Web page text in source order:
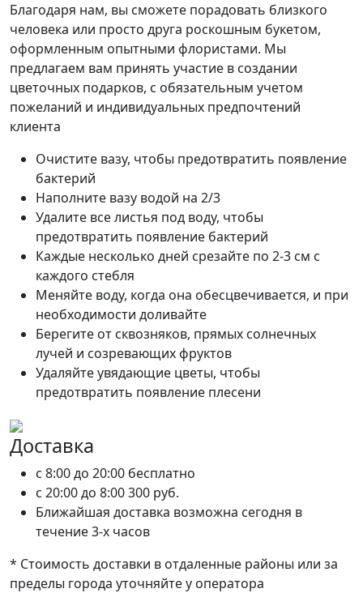
Благодаря нам, вы сможете порадовать близкого
человека или просто друга роскошным букетом,
оформленным опытными флористами. Мы
предлагаем вам принять участие в создании
цветочных подарков, с обязательным учетом
пожеланий и индивидуальных предпочтений
клиента
Очистите вазу, чтобы предотвратить появление
бактерий
Наполните вазу водой на 2/3
Удалите все листья под воду, чтобы
предотвратить появление бактерий
Каждые несколько дней срезайте по 2-3 см с
каждого стебля
Меняйте воду, когда она обесцвечивается, и при
необходимости доливайте
Берегите от сквозняков, прямых солнечных
лучей и созревающих фруктов
Удаляйте увядающие цветы, чтобы
предотвратить появление плесени
Доставка
c 8:00 до 20:00 бесплатно
c 20:00 до 8:00300 руб.
Ближайшая доставка возможна сегодня в
течение 3-х часов
* Стоимость доставки в отдаленные районы или за
пределы города уточняйте у оператора